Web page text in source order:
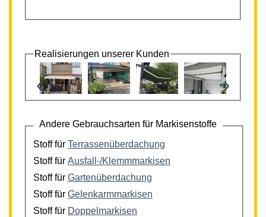
Realisierungen unserer Kunden
‹ ›
Andere Gebrauchsarten für Markisenstoffe
Stoff für Terrassenüberdachung
Stoff für Ausfall-/Klemmmarkisen
Stoff für Gartenüberdachung
Stoff für Gelenkarmmarkisen
Stoff für Doppelmarkisen